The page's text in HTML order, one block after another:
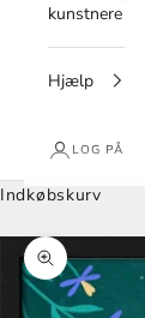
kunstnere
Hjælp
LOG PÅ
Indkøbskurv
Zoom